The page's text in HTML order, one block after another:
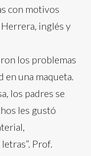
con motivos
inglés y
los problemas
en una maqueta.
los padres se
les gustó
Prof.